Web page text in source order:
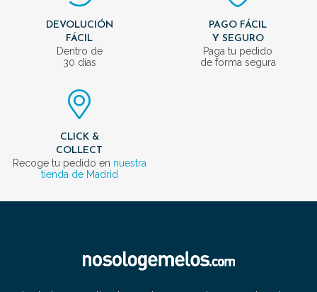
DEVOLUCIÓN
FÁCIL
Dentro de
30 días
PAGO FÁCIL
Y SEGURO
Paga tu pedido
de forma segura
CLICK &
COLLECT
Recoge tu pedido en nuestra
tienda de Madrid